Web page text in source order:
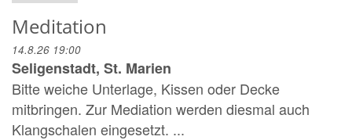
Meditation
14.8.26 19:00
Seligenstadt, St. Marien
Bitte weiche Unterlage, Kissen oder Decke
mitbringen. Zur Mediation werden diesmal auch
Klangschalen eingesetzt. ...